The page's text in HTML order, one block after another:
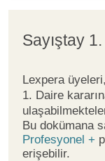
Sayıştay
Lexpera
1. Daire
Bu dokümana
Profesyonel +
erişebilir.